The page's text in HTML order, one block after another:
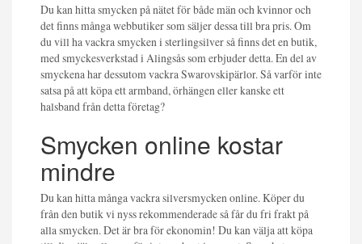
Du kan hitta smycken på nätet för både män och kvinnor och
det finns många webbutiker som säljer dessa till bra pris. Om
du vill ha vackra smycken i sterlingsilver så finns det en butik,
med smyckesverkstad i Alingsås som erbjuder detta. En del av
smyckena har dessutom vackra Swarovskipärlor. Så varför inte
satsa på att köpa ett armband, örhängen eller kanske ett
halsband från detta företag?
Smycken online kostar
mindre
Du kan hitta många vackra silversmycken online. Köper du
från den butik vi nyss rekommenderade så får du fri frakt på
alla smycken. Det är bra för ekonomin! Du kan välja att köpa